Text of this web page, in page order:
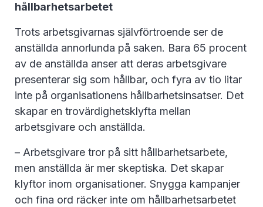
hållbarhetsarbetet
Trots arbetsgivarnas självförtroende ser de
anställda annorlunda på saken. Bara 65 procent
av de anställda anser att deras arbetsgivare
presenterar sig som hållbar, och fyra av tio litar
inte på organisationens hållbarhetsinsatser. Det
skapar en trovärdighetsklyfta mellan
arbetsgivare och anställda.
– Arbetsgivare tror på sitt hållbarhetsarbete,
men anställda är mer skeptiska. Det skapar
klyftor inom organisationer. Snygga kampanjer
och fina ord räcker inte om hållbarhetsarbetet